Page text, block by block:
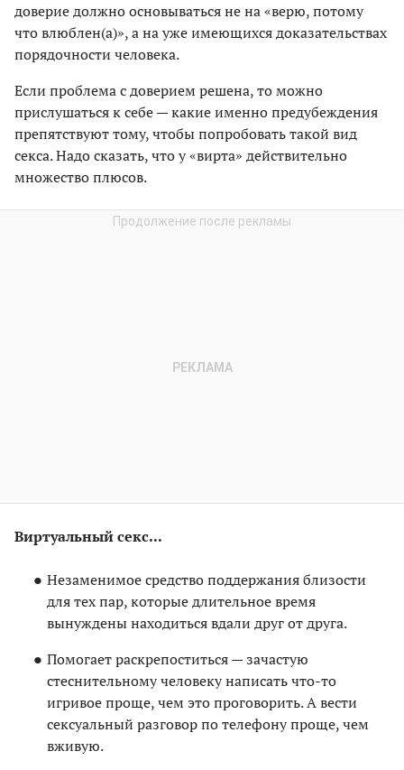
доверие должно основываться не на «верю, потому
что влюблен(а)», а на уже имеющихся доказательствах
порядочности человека.
Если проблема с доверием решена, то можно
прислушаться к себе — какие именно предубеждения
препятствуют тому, чтобы попробовать такой вид
секса. Надо сказать, что у «вирта» действительно
множество плюсов.
Виртуальный секс...
Незаменимое средство поддержания близости
для тех пар, которые длительное время
вынуждены находиться вдали друг от друга.
Помогает раскрепоститься — зачастую
стеснительному человеку написать что-то
игривое проще, чем это проговорить. А вести
сексуальный разговор по телефону проще, чем
вживую.